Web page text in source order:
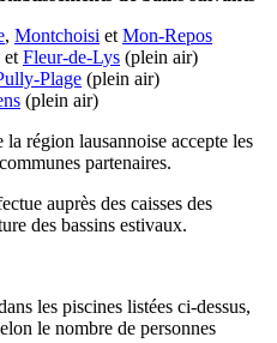
, Montchoisi et Mon-Repos
et Fleur-de-Lys (plein air)
Plage (plein air)
(plein air)
région lausannoise accepte les
partenaires.
auprès des caisses des
des bassins estivaux.
les piscines listées ci-dessus,
le nombre de personnes